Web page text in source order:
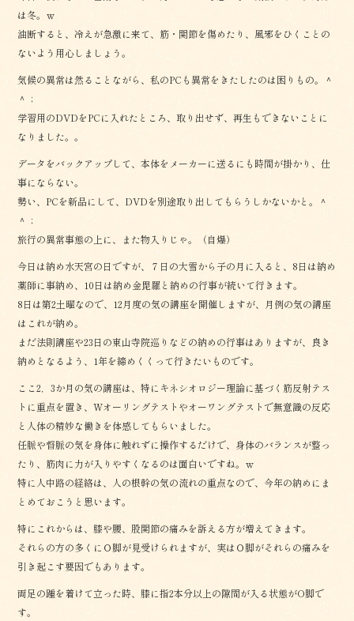
は冬。ｗ
油断すると、冷えが急激に来て、筋・関節を傷めたり、風邪をひくことの
ないよう用心しましょう。
気候の異常は然ることながら、私のPCも異常をきたしたのは困りもの。＾
＾；
学習用のDVDをPCに入れたところ、取り出せず、再生もできないことに
なりました。。
データをバックアップして、本体をメーカーに送るにも時間が掛かり、仕
事にならない。
勢い、PCを新品にして、DVDを別途取り出してもらうしかないかと。＾
＾；
旅行の異常事態の上に、また物入りじゃ。（自爆）
今日は納め水天宮の日ですが、７日の大雪から子の月に入ると、8日は納め
薬師に事納め、10日は納め金毘羅と納めの行事が続いて行きます。
8日は第2土曜なので、12月度の気の講座を開催しますが、月例の気の講座
はこれが納め。
まだ法則講座や23日の東山寺院巡りなどの納めの行事はありますが、良き
納めとなるよう、1年を締めくくって行きたいものです。
ここ2，3か月の気の講座は、特にキネシオロジー理論に基づく筋反射テス
トに重点を置き、Wオーリングテストやオーワングテストで無意識の反応
と人体の精妙な働きを体感してもらいました。
任脈や督脈の気を身体に触れずに操作するだけで、身体のバランスが整っ
たり、筋肉に力が入りやすくなるのは面白いですね。ｗ
特に人中路の経絡は、人の根幹の気の流れの重点なので、今年の納めにま
とめておこうと思います。
特にこれからは、膝や腰、股関節の痛みを訴える方が増えてきます。
それらの方の多くにＯ脚が見受けられますが、実はＯ脚がそれらの痛みを
引き起こす要因でもあります。
両足の踵を着けて立った時、膝に指2本分以上の隙間が入る状態がO脚で
す。